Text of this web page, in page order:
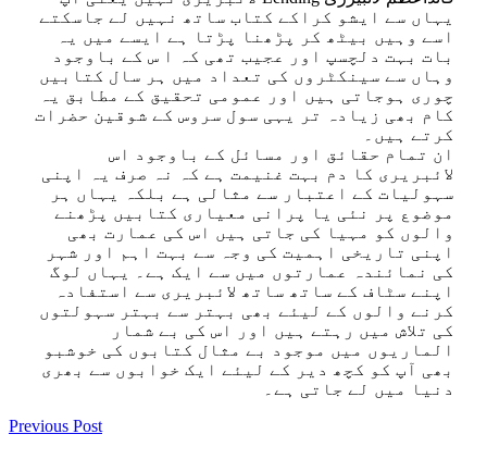
یہاں سے ایشو کراکے کتاب ساتھ نہیں لے جاسکتے
اسے وہیں بیٹھ کر پڑھنا پڑتا ہے ایسے میں یہ
بات بہت دلچسپ اور عجیب تھی کہ ا س کے باوجود
وہاں سے سینکٹروں کی تعداد میں ہر سال کتابیں
چوری ہوجاتی ہیں اور عمومی تحقیق کے مطابق یہ
کام بھی زیادہ تر یہی سول سروس کے شوقین حضرات
کرتے ہیں۔
ان تمام حقائق اور مسائل کے باوجود اس
لائبریری کا دم بہت غنیمت ہے کہ نہ صرف یہ اپنی
سہولیات کے اعتبار سے مثالی ہے بلکہ یہاں ہر
موضوع پر نئی یا پرانی معیاری کتابیں پڑھنے
والوں کو مہیا کی جاتی ہیں اس کی عمارت بھی
اپنی تاریخی اہمیت کی وجہ سے بہت اہم اور شہر
کی نمائندہ عمارتوں میں سے ایک ہے۔ یہاں لوگ
اپنے سٹاف کے ساتھ ساتھ لائبریری سے استفادہ
کرنے والوں کے لیئے بھی بہتر سے بہتر سہولتوں
کی تلاش میں رہتے ہیں اور اس کی بے شمار
الماریوں میں موجود بے مثال کتابوں کی خوشبو
بھی آپ کو کچھ دیر کے لیئے ایک خوابوں سے بھری
دنیا میں لے جاتی ہے۔
Previous Post